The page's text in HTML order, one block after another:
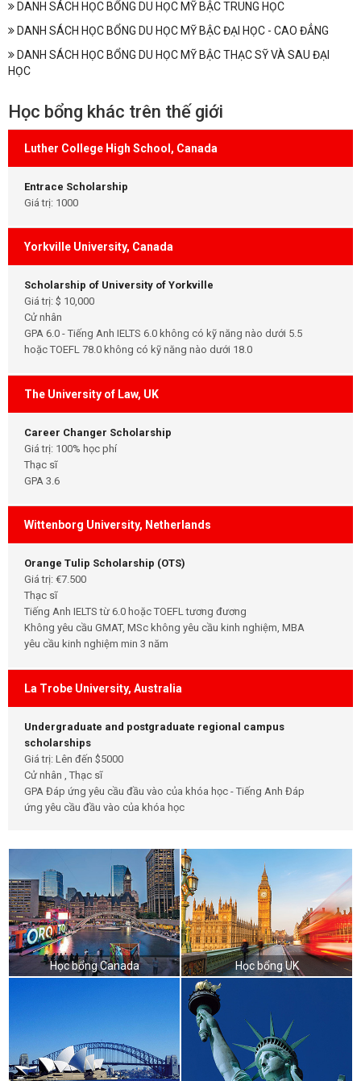
DANH SÁCH HỌC BỔNG DU HỌC MỸ BẬC TRUNG HỌC
DANH SÁCH HỌC BỔNG DU HỌC MỸ BẬC ĐẠI HỌC - CAO ĐẲNG
DANH SÁCH HỌC BỔNG DU HỌC MỸ BẬC THẠC SỸ VÀ SAU ĐẠI
HỌC
Học bổng khác trên thế giới
Luther College High School, Canada
Entrace Scholarship
Giá trị: 1000
Yorkville University, Canada
Scholarship of University of Yorkville
Giá trị: $ 10,000
Cử nhân
GPA 6.0 - Tiếng Anh IELTS 6.0 không có kỹ năng nào dưới 5.5
hoặc TOEFL 78.0 không có kỹ năng nào dưới 18.0
The University of Law, UK
Career Changer Scholarship
Giá trị: 100% học phí
Thạc sĩ
GPA 3.6
Wittenborg University, Netherlands
Orange Tulip Scholarship (OTS)
Giá trị: €7.500
Thạc sĩ
Tiếng Anh IELTS từ 6.0 hoặc TOEFL tương đương
Không yêu cầu GMAT, MSc không yêu cầu kinh nghiệm, MBA
yêu cầu kinh nghiệm min 3 năm
La Trobe University, Australia
Undergraduate and postgraduate regional campus
scholarships
Giá trị: Lên đến $5000
Cử nhân , Thạc sĩ
GPA Đáp ứng yêu cầu đầu vào của khóa học - Tiếng Anh Đáp
ứng yêu cầu đầu vào của khóa học
Học bổng Canada Học bổng UK